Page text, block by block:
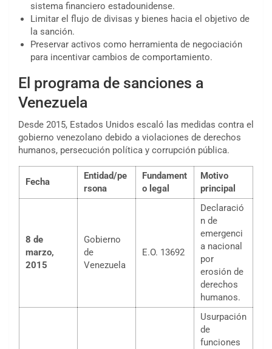
sistema financiero estadounidense.
Limitar el flujo de divisas y bienes hacia el objetivo de
la sanción.
Preservar activos como herramienta de negociación
para incentivar cambios de comportamiento.
El programa de sanciones a
Venezuela
Desde 2015, Estados Unidos escaló las medidas contra el
gobierno venezolano debido a violaciones de derechos
humanos, persecución política y corrupción pública.
Fecha
Entidad/pe
rsona
Fundament
o legal
Motivo
principal
8 de
marzo,
2015
Gobierno
de
Venezuela
E.O. 13692
Declaració
n de
emergenci
a nacional
por
erosión de
derechos
humanos.
Usurpación
de
funciones